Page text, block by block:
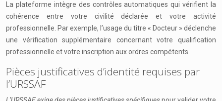
La plateforme intègre des contrôles automatiques qui vérifient la
cohérence entre votre civilité déclarée et votre activité
professionnelle. Par exemple, l’usage du titre « Docteur » déclenche
une vérification supplémentaire concernant votre qualification
professionnelle et votre inscription aux ordres compétents.
Pièces justificatives d’identité requises par
l’URSSAF